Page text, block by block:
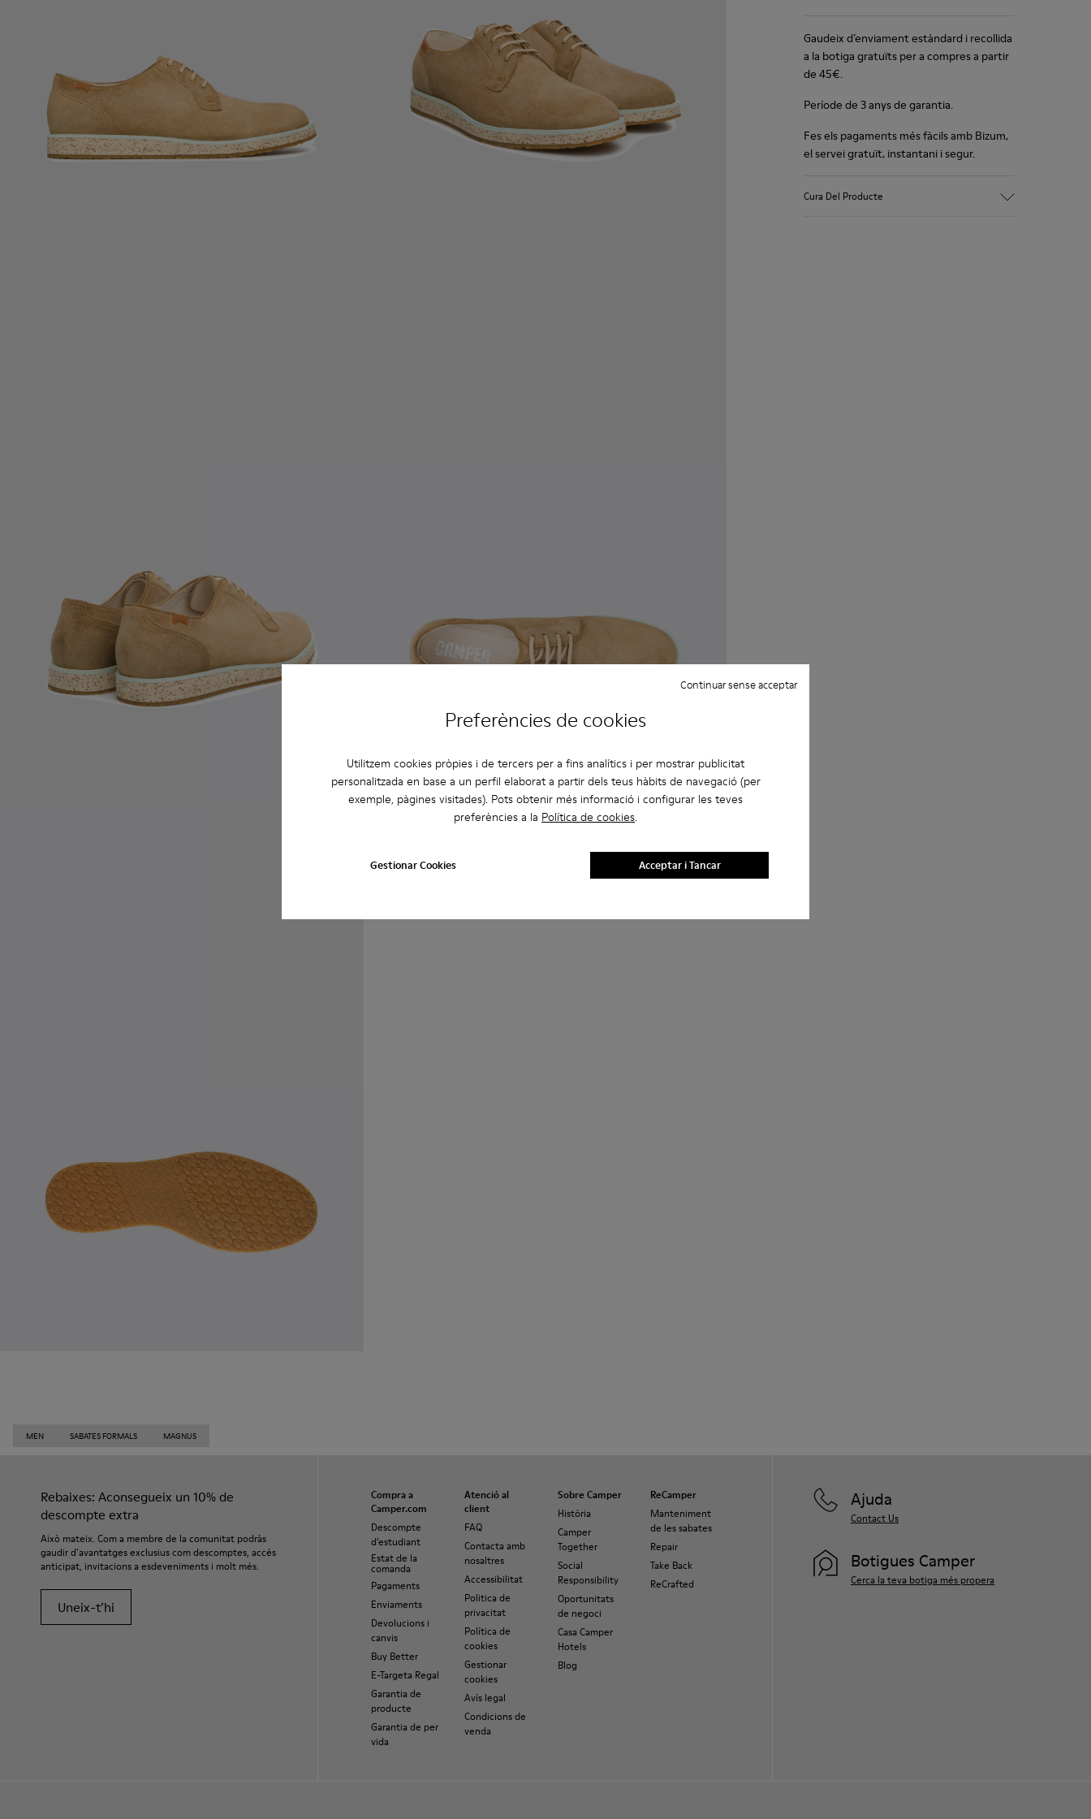
Preferències de cookies
Utilitzem cookies pròpies i de tercers per a fins analítics i per mostrar publicitat
personalitzada en base a un perfil elaborat a partir dels teus hàbits de navegació (per
exemple, pàgines visitades). Pots obtenir més informació i configurar les teves
preferències a la Política de cookies.
Gestionar Cookies
Continuar sense acceptar
Acceptar i Tancar
Gaudeix d’enviament estàndard i recollida
a la botiga gratuïts per a compres a partir
de 45€.
Període de 3 anys de garantia.
Fes els pagaments més fàcils amb Bizum,
el servei gratuït, instantani i segur.
Cura Del Producte
MEN SABATES FORMALS MAGNUS
Rebaixes: Aconsegueix un 10% de
descompte extra
Això mateix. Com a membre de la comunitat podràs
gaudir d’avantatges exclusius com descomptes, accés
anticipat, invitacions a esdeveniments i molt més.
Uneix-t’hi
Compra a
Camper.com
Descompte
d’estudiant
Estat de la
comanda
Pagaments
Enviaments
Devolucions i
canvis
Buy Better
E-Targeta Regal
Garantia de
producte
Garantia de per
vida
Atenció al
client
FAQ
Contacta amb
nosaltres
Accessibilitat
Politica de
privacitat
Política de
cookies
Gestionar
cookies
Avís legal
Condicions de
venda
Sobre Camper
Història
Camper
Together
Social
Responsibility
Oportunitats
de negoci
Casa Camper
Hotels
Blog
ReCamper
Manteniment
de les sabates
Repair
Take Back
ReCrafted
Ajuda
Contact Us
Botigues Camper
Cerca la teva botiga més propera